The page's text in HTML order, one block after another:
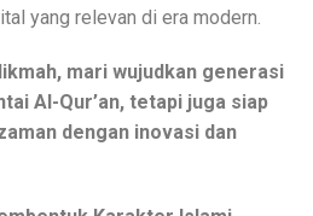
yang relevan di era modern.
mari wujudkan generasi
Al-Qur’an, tetapi juga siap
dengan inovasi dan